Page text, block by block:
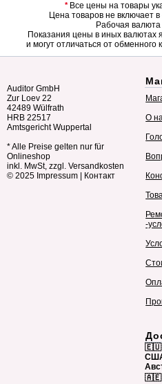
*Все цены на товары
Цена товаров не включает в
Рабочая
Показания цены в иных валютах
и могут отличаться от обменного
Auditor GmbH
Zur Loev 22
42489 Wülfrath
HRB 22517
Amtsgericht Wuppertal
* Alle Preise gelten nur für
Onlineshop
inkl. MwSt, zzgl. Versandkosten
© 2025 Impressum Контакт
О
-
🇪🇺
🇦🇪